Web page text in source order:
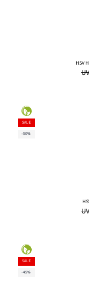
HSV
SALE
-50%
SALE
-45%